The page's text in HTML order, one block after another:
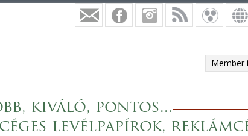
Member
kiváló, pontos...
levélpapírok,